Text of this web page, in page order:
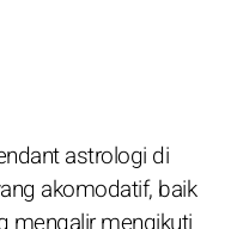
astrologi di
akomodatif, baik